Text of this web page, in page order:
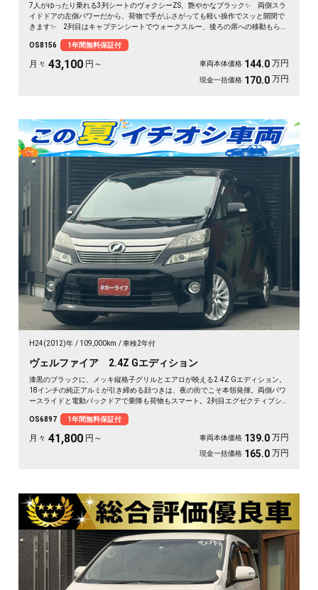
7人がゆったり乗れる3列シートのヴォクシーZS、艶やかなブラック✨ 両側スラ
イドドアの左側パワーだから、荷物で手がふさがっても軽い操作でスッと開閉で
きます✨ 2列目はキャプテンシートでウォークスルー、後ろの席への移動もらく
も、仕事道具の積み込みも、この一台で快適にこなせます🎵 細部まで丁寧に手
入れされた綺麗な一台、《1年保証付》で毎日を支えます🚗
OS8156 1年間無料保証付
月々 43,100 円～ 車両本体価格 144.0 万円
現金一括価格 170.0 万円
H24(2012)年 109,000km 車検2年付
ヴェルファイア 2.4Z Gエディション
漆黒のブラックに、メッキ縦格子グリルとエアロが映える2.4Z Gエディション。
18インチの純正アルミが引き締める顔つきは、夜の街でこそ本領発揮。両側パワ
ースライドと電動バックドアで乗降も荷物もスマート。2列目エグゼクティブシ
ップダウンモニターで後席の時間も特別に。長く付き合える一台として《1年保
証付》でお渡しします🚗✨💎💺😎
OS6897 1年間無料保証付
月々 41,800 円～ 車両本体価格 139.0 万円
現金一括価格 165.0 万円